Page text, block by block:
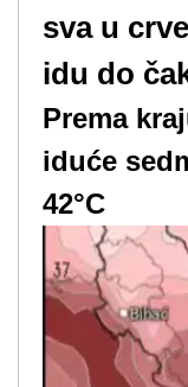
sva u
idu do
Prema
iduće
42°C